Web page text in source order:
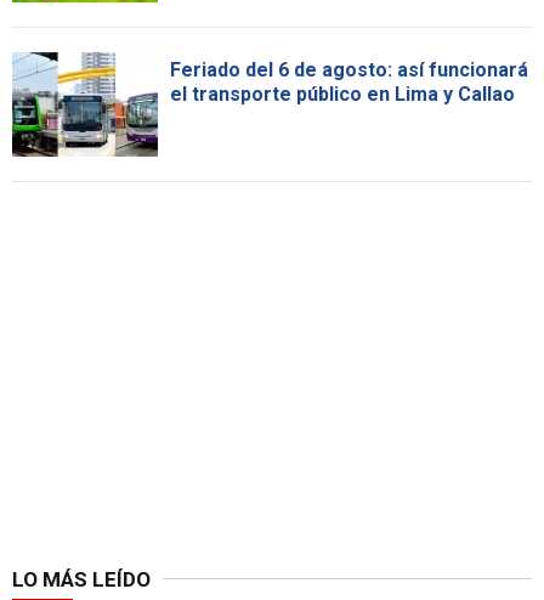
Feriado del 6 de agosto: así funcionará
el transporte público en Lima y Callao
LO MÁS LEÍDO